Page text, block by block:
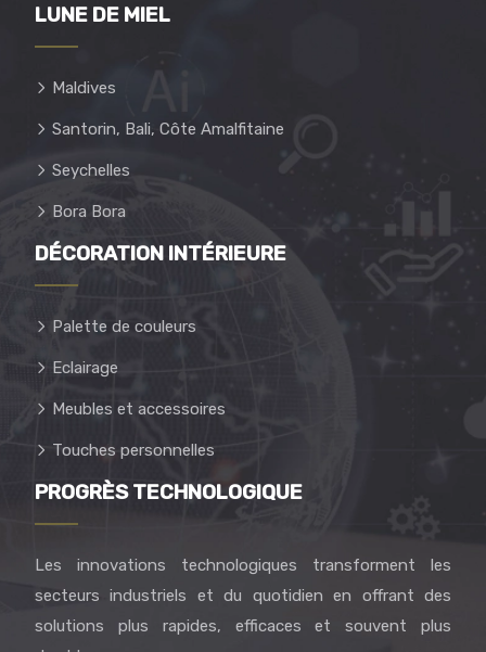
LUNE DE MIEL
Maldives
Santorin, Bali, Côte Amalfitaine
Seychelles
Bora Bora
DÉCORATION INTÉRIEURE
Palette de couleurs
Eclairage
Meubles et accessoires
Touches personnelles
PROGRÈS TECHNOLOGIQUE
Les innovations technologiques transforment les
secteurs industriels et du quotidien en offrant des
solutions plus rapides, efficaces et souvent plus